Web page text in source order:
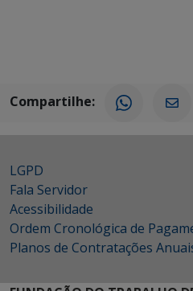
Compartilhe:
LGPD
Fala Servidor
Acessibilidade
Ordem Cronológica de
Planos de Contratações